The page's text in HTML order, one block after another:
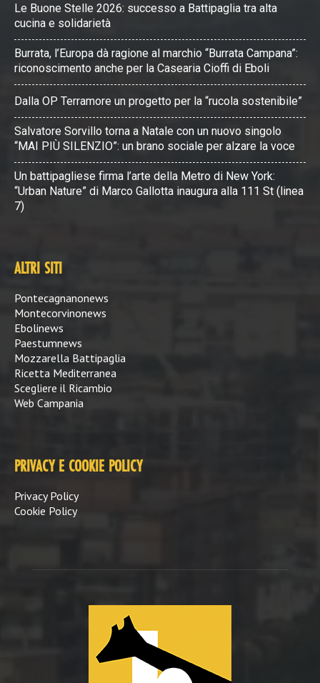
Le Buone Stelle 2026: successo a Battipaglia tra alta
cucina e solidarietà
Burrata, l’Europa dà ragione al marchio “Burrata Campana”:
riconoscimento anche per la Casearia Cioffi di Eboli
Dalla OP Terramore un progetto per la “rucola sostenibile”
Salvatore Sorvillo torna a Natale con un nuovo singolo
“MAI PIÙ SILENZIO”: un brano sociale per alzare la voce
Un battipagliese firma l’arte della Metro di New York:
“Urban Nature” di Marco Gallotta inaugura alla 111 St (linea
7)
ALTRI SITI
Pontecagnanonews
Montecorvinonews
Ebolinews
Paestumnews
Mozzarella Battipaglia
Ricetta Mediterranea
Scegliere il Ricambio
Web Campania
PRIVACY E COOKIE POLICY
Privacy Policy
Cookie Policy